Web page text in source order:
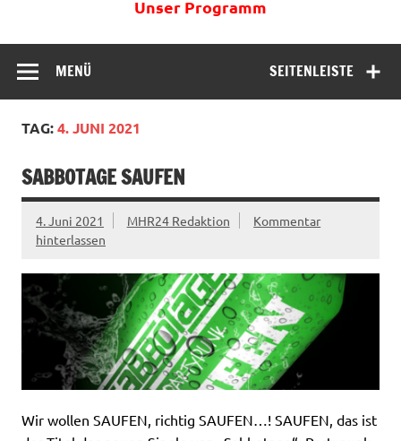
Unser Programm
SEITENLEISTE
MENÜ
TAG:4. JUNI 2021
SABBOTAGE SAUFEN
4. Juni 2021 MHR24 Redaktion
Kommentar
hinterlassen
Wir wollen SAUFEN, richtig SAUFEN…! SAUFEN, das ist